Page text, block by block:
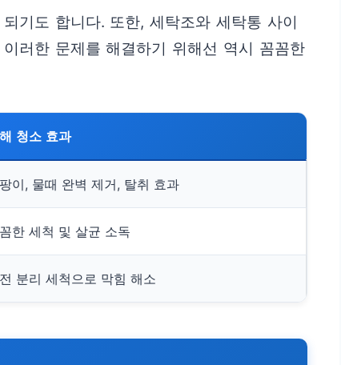
기도 합니다. 또한, 세탁조와 세탁통 사이
러한 문제를 해결하기 위해선 역시 꼼꼼한
청소 효과
이, 물때 완벽 제거, 탈취 효과
한 세척 및 살균 소독
분리 세척으로 막힘 해소